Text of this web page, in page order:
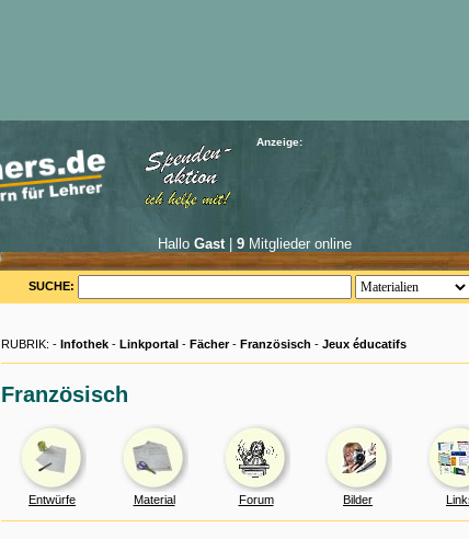
Anzeige:
Hallo Gast| 9Mitglieder online
SUCHE:
RUBRIK: - Infothek - Linkportal - Fächer- Französisch - Jeux éducatifs
Französisch
Entwürfe Material Forum Bilder